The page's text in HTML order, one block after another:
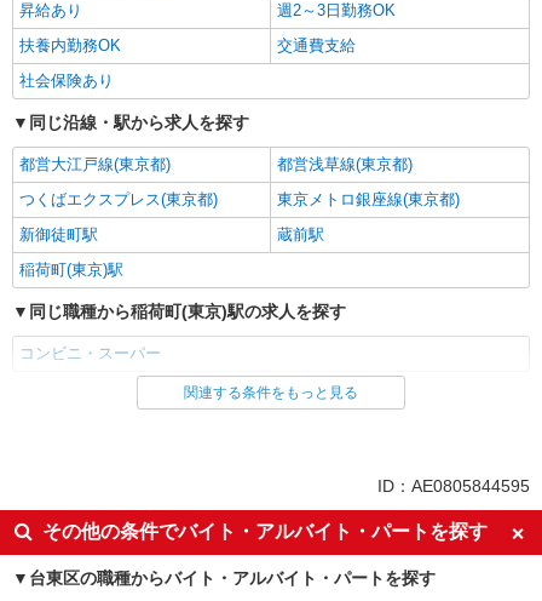
昇給あり
週2～3日勤務OK
扶養内勤務OK
交通費支給
社会保険あり
同じ沿線・駅から求人を探す
都営大江戸線(東京都)
都営浅草線(東京都)
つくばエクスプレス(東京都)
東京メトロ銀座線(東京都)
新御徒町駅
蔵前駅
稲荷町(東京)駅
同じ職種から稲荷町(東京)駅の求人を探す
コンビニ・スーパー
同じ雇用形態から稲荷町(東京)駅の求人を探す
未経験歓迎
フリーター歓迎
ミドル（40代～）活躍中
エルダー（50代～）活躍中
シニア（60代～）活躍中
ボーナス・賞与あり
関連する条件をもっと見る
ID：AE0805844595
その他の条件でバイト・アルバイト・パートを探す
台東区の職種からバイト・アルバイト・パートを探す